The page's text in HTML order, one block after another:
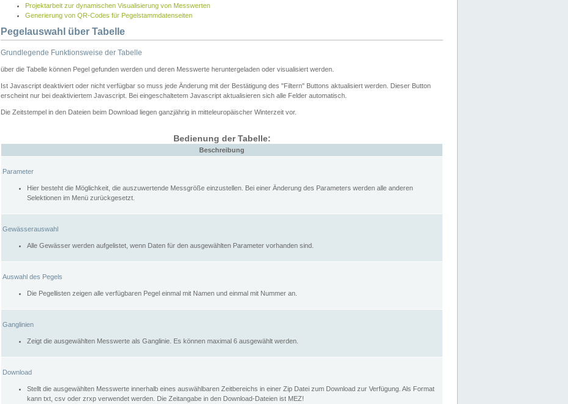
Projektarbeit zur dynamischen Visualisierung von Messwerten
Generierung von QR-Codes für Pegelstammdatenseiten
Pegelauswahl über Tabelle
Grundlegende Funktionsweise der Tabelle
über die Tabelle können Pegel gefunden werden und deren Messwerte heruntergeladen oder visualisiert werden.
Ist Javascript deaktiviert oder nicht verfügbar so muss jede Änderung mit der Bestätigung des "Filtern" Buttons aktualisiert werden. Dieser Button
erscheint nur bei deaktiviertem Javascript. Bei eingeschaltetem Javascript aktualisieren sich alle Felder automatisch.
Die Zeitstempel in den Dateien beim Download liegen ganzjährig in mitteleuropäischer Winterzeit vor.
Bedienung der Tabelle:
Beschreibung
Parameter
Hier besteht die Möglichkeit, die auszuwertende Messgröße einzustellen. Bei einer Änderung des Parameters werden alle anderen
Selektionen im Menü zurückgesetzt.
Gewässerauswahl
Alle Gewässer werden aufgelistet, wenn Daten für den ausgewählten Parameter vorhanden sind.
Auswahl des Pegels
Die Pegellisten zeigen alle verfügbaren Pegel einmal mit Namen und einmal mit Nummer an.
Ganglinien
Zeigt die ausgewählten Messwerte als Ganglinie. Es können maximal 6 ausgewählt werden.
Download
Stellt die ausgewählten Messwerte innerhalb eines auswählbaren Zeitbereichs in einer Zip Datei zum Download zur Verfügung. Als Format
kann txt, csv oder zrxp verwendet werden. Die Zeitangabe in den Download-Dateien ist MEZ!